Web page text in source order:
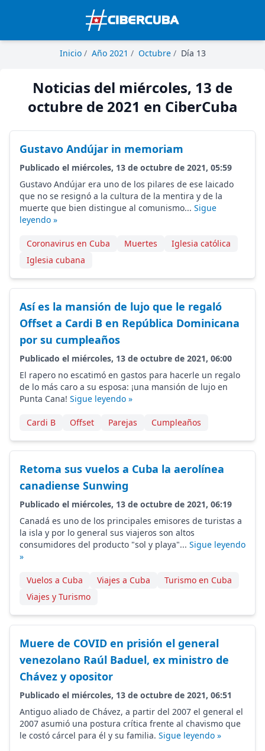
Inicio / Año 2021 / Octubre / Día 13
Noticias del miércoles, 13 de
octubre de 2021 en CiberCuba
Gustavo Andújar in memoriam
Publicado el miércoles, 13 de octubre de 2021, 05:59
Gustavo Andújar era uno de los pilares de ese laicado
que no se resignó a la cultura de la mentira y de la
muerte que bien distingue al comunismo... Sigue
leyendo »
Coronavirus en Cuba Muertes
Iglesia católica
Iglesia cubana
Así es la mansión de lujo que le regaló
Offset a Cardi B en República Dominicana
por su cumpleaños
Publicado el miércoles, 13 de octubre de 2021, 06:00
El rapero no escatimó en gastos para hacerle un regalo
de lo más caro a su esposa: ¡una mansión de lujo en
Punta Cana! Sigue leyendo »
Cardi B Offset Parejas Cumpleaños
Retoma sus vuelos a Cuba la aerolínea
canadiense Sunwing
Publicado el miércoles, 13 de octubre de 2021, 06:19
Canadá es uno de los principales emisores de turistas a
la isla y por lo general sus viajeros son altos
consumidores del producto "sol y playa"... Sigue leyendo
»
Vuelos a Cuba Viajes a Cuba
Turismo en Cuba
Viajes y Turismo
Muere de COVID en prisión el general
venezolano Raúl Baduel, ex ministro de
Chávez y opositor
Publicado el miércoles, 13 de octubre de 2021, 06:51
Antiguo aliado de Chávez, a partir del 2007 el general el
2007 asumió una postura crítica frente al chavismo que
le costó cárcel para él y su familia. Sigue leyendo »